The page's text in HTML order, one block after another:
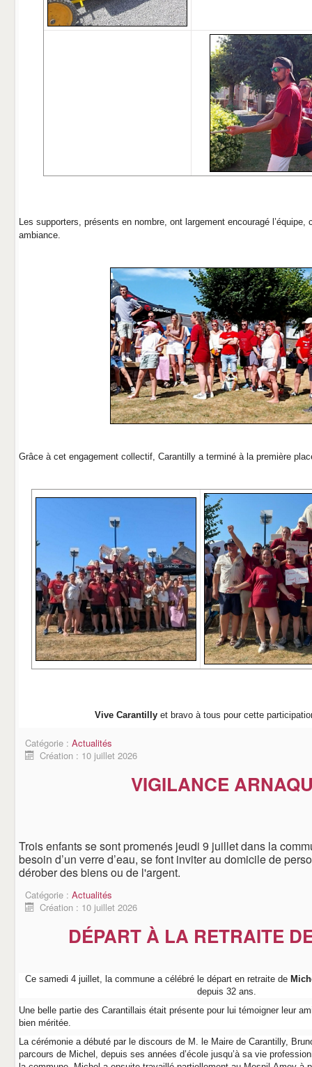
Les supporters, présents en nombre, ont largement encouragé l’équipe,
ambiance.
Grâce à cet engagement collectif, Carantilly a terminé à la première
Vive Carantilly et bravo à tous pour cette
Catégorie : Actualités
Création : 10 juillet 2026
VIGILANCE
Trois enfants se sont promenés jeudi 9 juillet dans la
besoin d’un verre d’eau, se font inviter au domicile de
dérober des biens ou de l'argent.
Catégorie : Actualités
Création : 10 juillet 2026
DÉPART À LA RETRAITE
Ce samedi 4 juillet, la commune a célébré le départ en retraite de
depuis 32 ans.
Une belle partie des Carantillais était présente pour lui témoigner leur
bien méritée.
La cérémonie a débuté par le discours de M. le Maire de Carantilly,
parcours de Michel, depuis ses années d’école jusqu’à sa vie